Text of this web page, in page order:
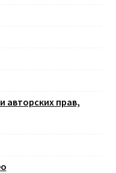
авторских прав,